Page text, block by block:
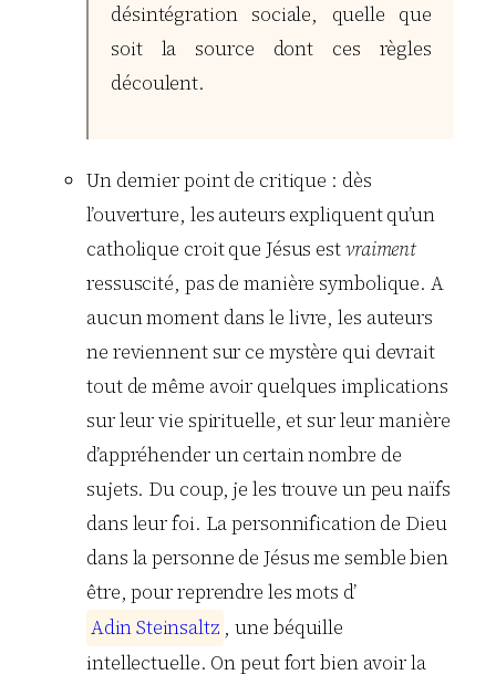
désintégration sociale, quelle que
soit la source dont ces règles
découlent.
Un dernier point de critique : dès
l’ouverture, les auteurs expliquent qu’un
catholique croit que Jésus estvraiment
ressuscité, pas de manière symbolique. A
aucun moment dans le livre, les auteurs
ne reviennent sur ce mystère qui devrait
tout de même avoir quelques implications
sur leur vie spirituelle, et sur leur manière
d’appréhender un certain nombre de
sujets. Du coup, je les trouve un peu naïfs
dans leur foi. La personnification de Dieu
dans la personne de Jésus me semble bien
être, pour reprendre les mots d’
AdinSteinsaltz , une béquille
intellectuelle. On peut fort bien avoir la